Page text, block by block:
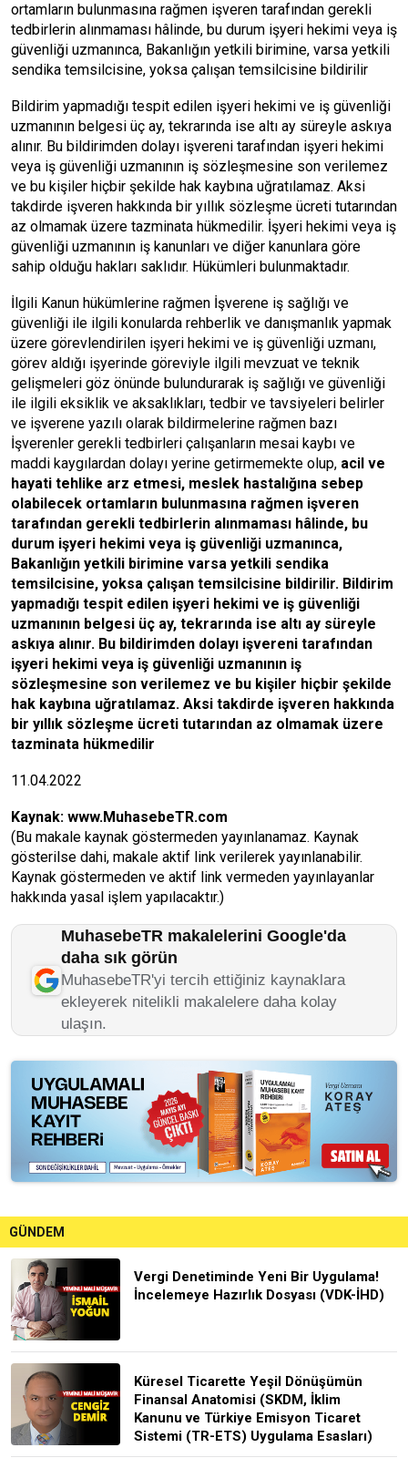
ortamların bulunmasına rağmen işveren tarafından gerekli
tedbirlerin alınmaması hâlinde, bu durum işyeri hekimi veya iş
güvenliği uzmanınca, Bakanlığın yetkili birimine, varsa yetkili
sendika temsilcisine, yoksa çalışan temsilcisine bildirilir
Bildirim yapmadığı tespit edilen işyeri hekimi ve iş güvenliği
uzmanının belgesi üç ay, tekrarında ise altı ay süreyle askıya
alınır. Bu bildirimden dolayı işvereni tarafından işyeri hekimi
veya iş güvenliği uzmanının iş sözleşmesine son verilemez
ve bu kişiler hiçbir şekilde hak kaybına uğratılamaz. Aksi
takdirde işveren hakkında bir yıllık sözleşme ücreti tutarından
az olmamak üzere tazminata hükmedilir. İşyeri hekimi veya iş
güvenliği uzmanının iş kanunları ve diğer kanunlara göre
sahip olduğu hakları saklıdır. Hükümleri bulunmaktadır.
İlgili Kanun hükümlerine rağmen İşverene iş sağlığı ve
güvenliği ile ilgili konularda rehberlik ve danışmanlık yapmak
üzere görevlendirilen işyeri hekimi ve iş güvenliği uzmanı,
görev aldığı işyerinde göreviyle ilgili mevzuat ve teknik
gelişmeleri göz önünde bulundurarak iş sağlığı ve güvenliği
ile ilgili eksiklik ve aksaklıkları, tedbir ve tavsiyeleri belirler
ve işverene yazılı olarak bildirmelerine rağmen bazı
İşverenler gerekli tedbirleri çalışanların mesai kaybı ve
maddi kaygılardan dolayı yerine getirmemekte olup, acil ve
hayati tehlike arz etmesi, meslek hastalığına sebep
olabilecek ortamların bulunmasına rağmen işveren
tarafından gerekli tedbirlerin alınmaması hâlinde, bu
durum işyeri hekimi veya iş güvenliği uzmanınca,
Bakanlığın yetkili birimine varsa yetkili sendika
temsilcisine, yoksa çalışan temsilcisine bildirilir. Bildirim
yapmadığı tespit edilen işyeri hekimi ve iş güvenliği
uzmanının belgesi üç ay, tekrarında ise altı ay süreyle
askıya alınır. Bu bildirimden dolayı işvereni tarafından
işyeri hekimi veya iş güvenliği uzmanının iş
sözleşmesine son verilemez ve bu kişiler hiçbir şekilde
hak kaybına uğratılamaz. Aksi takdirde işveren hakkında
bir yıllık sözleşme ücreti tutarından az olmamak üzere
tazminata hükmedilir
11.04.2022
Kaynak: www.MuhasebeTR.com
(Bu makale kaynak göstermeden yayınlanamaz. Kaynak
gösterilse dahi, makale aktif link verilerek yayınlanabilir.
Kaynak göstermeden ve aktif link vermeden yayınlayanlar
hakkında yasal işlem yapılacaktır.)
MuhasebeTR makalelerini Google'da
daha sık görün
MuhasebeTR'yi tercih ettiğiniz kaynaklara
ekleyerek nitelikli makalelere daha kolay
ulaşın.
GÜNDEM
Vergi Denetiminde Yeni Bir Uygulama!
İncelemeye Hazırlık Dosyası (VDK-İHD)
Küresel Ticarette Yeşil Dönüşümün
Finansal Anatomisi (SKDM, İklim
Kanunu ve Türkiye Emisyon Ticaret
Sistemi (TR-ETS) Uygulama Esasları)